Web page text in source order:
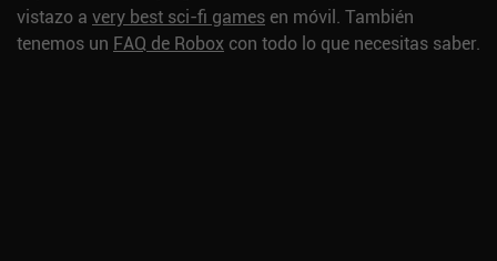
vistazo a very best sci-fi games en móvil. También
tenemos un FAQ de Robox con todo lo que necesitas saber.